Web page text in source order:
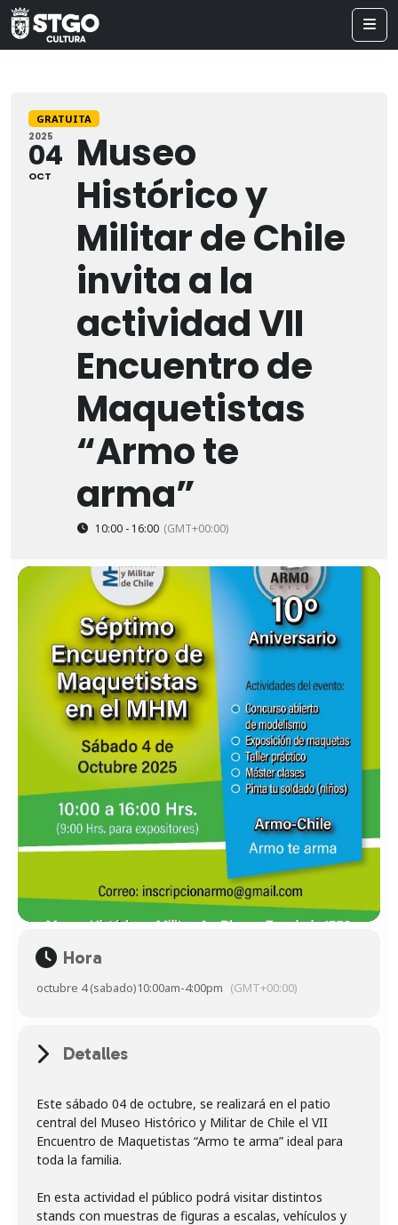
GRATUITA
2025
04
OCT
Museo
Histórico y
Militar de Chile
invita a la
actividad VII
Encuentro de
Maquetistas
“Armo te
arma”
10:00 - 16:00 (GMT+00:00)
Hora
octubre 4 (sabado)10:00am-4:00pm (GMT+00:00)
Detalles
Este sábado 04 de octubre, se realizará en el patio
central del Museo Histórico y Militar de Chile el VII
Encuentro de Maquetistas “Armo te arma” ideal para
toda la familia.
En esta actividad el público podrá visitar distintos
stands con muestras de figuras a escalas, vehículos y